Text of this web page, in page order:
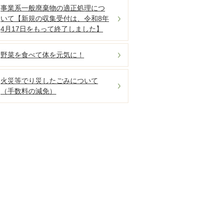
事業系一般廃棄物の適正処理につ
いて【新規の収集受付は、令和8年
4月17日をもって終了しました】
野菜を食べて体を元気に！
火災等でり災したごみについて
（手数料の減免）